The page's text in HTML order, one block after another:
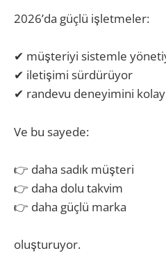
2026’da güçlü işletmeler:
✔ müşteriyi sistemle
✔ iletişimi sürdürüyor
✔ randevu deneyimini
Ve bu sayede:
👉 daha sadık müşteri
👉 daha dolu takvim
👉 daha güçlü marka
oluşturuyor.